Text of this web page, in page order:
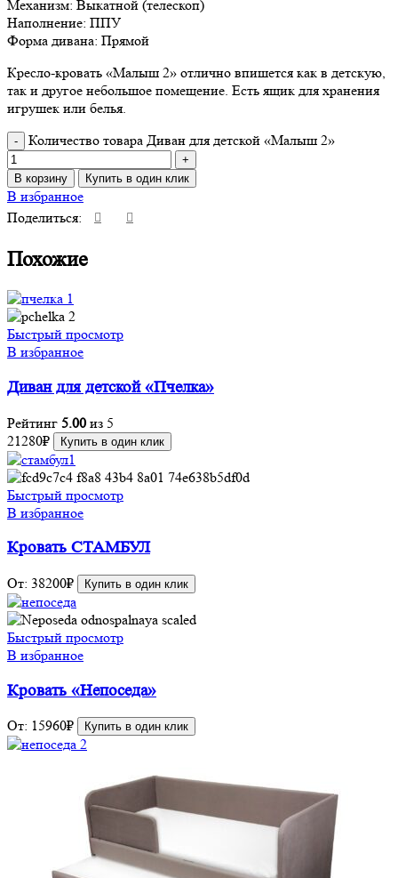
Механизм: Выкатной (телескоп)
Наполнение: ППУ
Форма дивана: Прямой
Кресло-кровать «Малыш 2» отлично впишется как в детскую,
так и другое небольшое помещение. Есть ящик для хранения
игрушек или белья.
Количество товара Диван для детской «Малыш 2»
В корзину Купить в один клик
В избранное
Поделиться:
Похожие
Быстрый просмотр
В избранное
Диван для детской «Пчелка»
Рейтинг 5.00 из 5
21280₽ Купить в один клик
Быстрый просмотр
В избранное
Кровать СТАМБУЛ
От: 38200₽ Купить в один клик
Быстрый просмотр
В избранное
Кровать «Непоседа»
От: 15960₽ Купить в один клик